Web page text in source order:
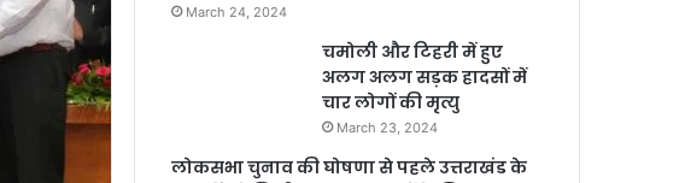
March 24, 2024
चमोली और टिहरी में हुए
अलग अलग सड़क हादसों में
चार लोगों की मृत्यु
March 23, 2024
लोकसभा चुनाव की घोषणा से पहले उत्तराखंड के